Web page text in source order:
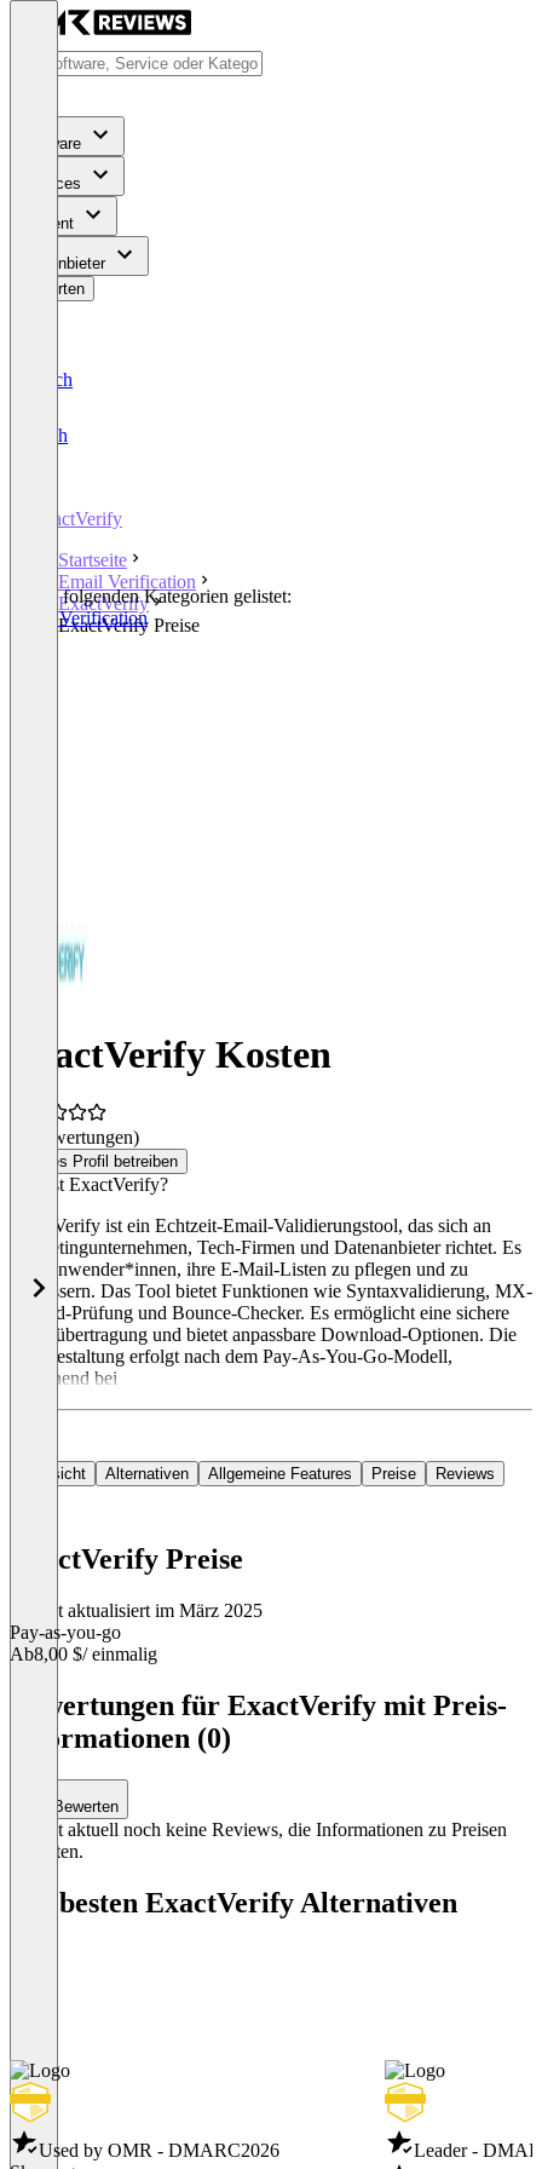
Software
Services
Content
Für Anbieter
Bewerten
Deutsch
English
ExactVerify
Startseite
Email Verification
ExactVerify
ExactVerify Preise
In den folgenden Kategorien gelistet:
Email Verification
ExactVerify Kosten
(0 Bewertungen)
Dieses Profil betreiben
Was ist ExactVerify?
ExactVerify ist ein Echtzeit-Email-Validierungstool, das sich an
Marketingunternehmen, Tech-Firmen und Datenanbieter richtet. Es
hilft Anwender*innen, ihre E-Mail-Listen zu pflegen und zu
verbessern. Das Tool bietet Funktionen wie Syntaxvalidierung, MX-
Record-Prüfung und Bounce-Checker. Es ermöglicht eine sichere
Datenübertragung und bietet anpassbare Download-Optionen. Die
Preisgestaltung erfolgt nach dem Pay-As-You-Go-Modell,
beginnend bei
Übersicht Alternativen Allgemeine Features Preise Reviews
ExactVerify Preise
Zuletzt aktualisiert im März 2025
Pay-as-you-go
Ab8,00 $/ einmalig
Bewertungen für ExactVerify mit Preis-
Informationen (0)
Bewerten
Es gibt aktuell noch keine Reviews, die Informationen zu Preisen
enthalten.
Die besten ExactVerify Alternativen
Used by OMR - DMARC2026
Leader -